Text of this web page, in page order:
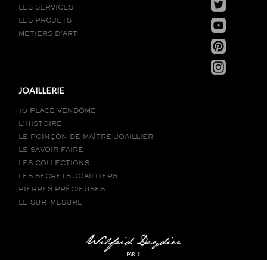
LES SERVICES
LES PROJETS
MÉTIERS D’ART
JOAILLERIE
10 PLACE VENDÔME
L’HISTOIRE
LE POINÇON DE MAÎTRE JOAILLIER
LE SAVOIR FAIRE
LES COLLECTIONS
LES SECRETS JOAILLIERS
PIERRES PRÉCIEUSES
LE SUR-MESURE
PARIS